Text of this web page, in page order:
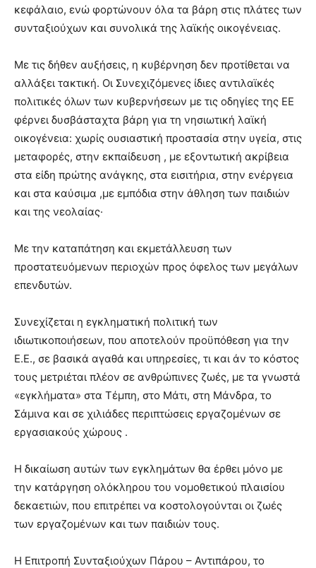
κεφάλαιο, ενώ φορτώνουν όλα τα βάρη στις πλάτες των
συνταξιούχων και συνολικά της λαϊκής οικογένειας.
Με τις δήθεν αυξήσεις, η κυβέρνηση δεν προτίθεται να
αλλάξει τακτική. Οι Συνεχιζόμενες ίδιες αντιλαϊκές
πολιτικές όλων των κυβερνήσεων με τις οδηγίες της ΕΕ
φέρνει δυσβάσταχτα βάρη για τη νησιωτική λαϊκή
οικογένεια: χωρίς ουσιαστική προστασία στην υγεία, στις
μεταφορές, στην εκπαίδευση , με εξοντωτική ακρίβεια
στα είδη πρώτης ανάγκης, στα εισιτήρια, στην ενέργεια
και στα καύσιμα ,με εμπόδια στην άθληση των παιδιών
και της νεολαίας·
Με την καταπάτηση και εκμετάλλευση των
προστατευόμενων περιοχών προς όφελος των μεγάλων
επενδυτών.
Συνεχίζεται η εγκληματική πολιτική των
ιδιωτικοποιήσεων, που αποτελούν προϋπόθεση για την
Ε.Ε., σε βασικά αγαθά και υπηρεσίες, τι και άν το κόστος
τους μετριέται πλέον σε ανθρώπινες ζωές, με τα γνωστά
«εγκλήματα» στα Τέμπη, στο Μάτι, στη Μάνδρα, το
Σάμινα και σε χιλιάδες περιπτώσεις εργαζομένων σε
εργασιακούς χώρους .
Η δικαίωση αυτών των εγκλημάτων θα έρθει μόνο με
την κατάργηση ολόκληρου του νομοθετικού πλαισίου
δεκαετιών, που επιτρέπει να κοστολογούνται οι ζωές
των εργαζομένων και των παιδιών τους.
Η Επιτροπή Συνταξιούχων Πάρου – Αντιπάρου, το